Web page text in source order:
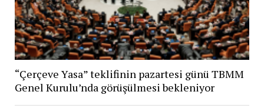
“Çerçeve Yasa” teklifinin pazartesi günü TBMM
Genel Kurulu’nda görüşülmesi bekleniyor